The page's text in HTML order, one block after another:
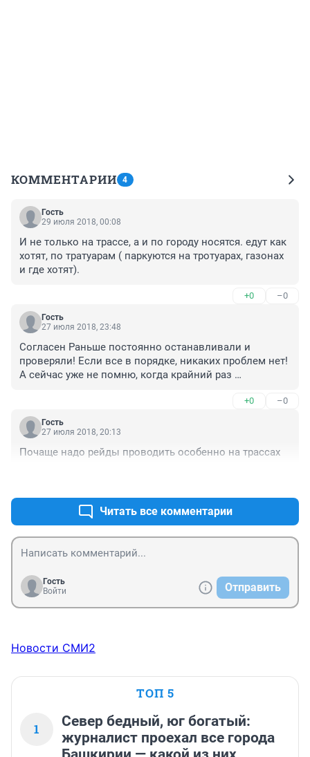
КОММЕНТАРИИ 4
Гость
29 июля 2018, 00:08
И не только на трассе, а и по городу носятся. едут как
хотят, по тратуарам ( паркуются на тротуарах, газонах
и где хотят).
+0 –0
Гость
27 июля 2018, 23:48
Согласен Раньше постоянно останавливали и
проверяли! Если все в порядке, никаких проблем нет!
А сейчас уже не помню, когда крайний раз
+0 –0
Гость
27 июля 2018, 20:13
Почаще надо рейды проводить особенно на трассах
Читать все комментарии
Гость
Войти
Отправить
Новости СМИ2
ТОП 5
1
Север бедный, юг богатый:
журналист проехал все города